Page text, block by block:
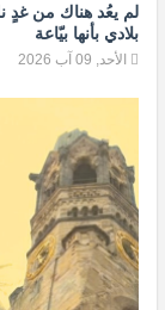
لم يعُد هناك من غدٍ
بلادي بأنها بيّاعة
الأحد, 09 آب 2026